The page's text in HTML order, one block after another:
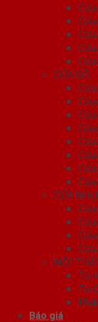
CỬA GỖ
CỬA
NỘI
Tủ
Tủ
Báo giá